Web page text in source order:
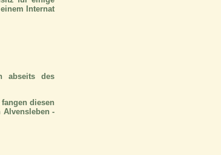
Internat
abseits des
diesen
Alvensleben -